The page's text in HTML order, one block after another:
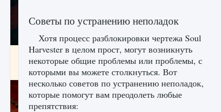
Как создавать предметы в Creatures of Ava
9 августа 2024 1 266 0 0
Советы по устранению неполадок
Хотя процесс разблокировки чертежа Soul
Harvester в целом прост, могут возникнуть
некоторые общие проблемы или проблемы, с
которыми вы можете столкнуться. Вот
несколько советов по устранению неполадок,
которые помогут вам преодолеть любые
препятствия: